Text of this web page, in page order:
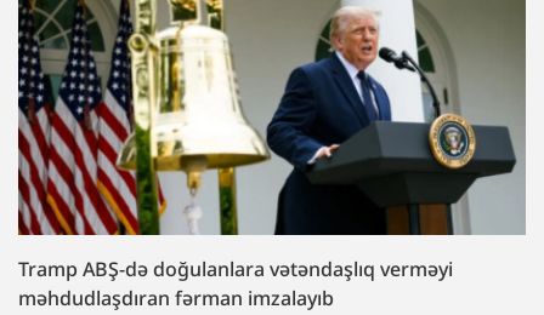
Tramp ABŞ-də doğulanlara vətəndaşlıq verməyi
məhdudlaşdıran fərman imzalayıb